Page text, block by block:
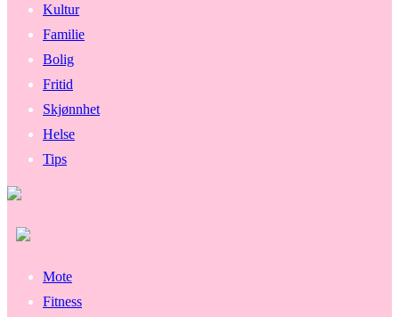
Kultur
Familie
Bolig
Fritid
Skjønnhet
Helse
Tips
Mote
Fitness